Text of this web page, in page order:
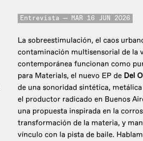
Entrevista MAR 16 JUN 2026
La sobreestimulación, el caos
contaminación multisensorial de la
contemporánea funcionan como
para Materials, el nuevo EP de Del
de una sonoridad sintética,
el productor radicado en Buenos
una propuesta inspirada en la
transformación de la materia, y
vínculo con la pista de baile.